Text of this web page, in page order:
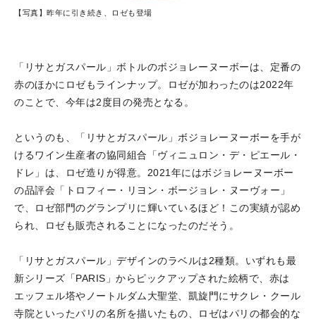
【写真】昨年に引き続き、ロゼも登場
「リサとガスパール」ボトルのボジョレーヌーボーは、定番の
赤のほかにロゼもラインナップ。ロゼが加わったのは2022年
のことで、今年は2度目の発売となる。
というのも、「リサとガスパール」ボジョレーヌーボーを手が
けるワイン生産者の協同組合「ヴィニュロン・デ・ピエール・
ドレ」は、ロゼ造りが得意。2021年にはボジョレーヌーボー
の品評会「トロフィー・リヨン・ボージョレ・ヌーヴォー」
で、ロゼ部門のグランプリに輝いているほど！この実績が認め
られ、ロゼも販売されることになったのだそう。
「リサとガスパール」デザインのラベルは2種類。いずれも最
新シリーズ「PARIS」からピックアップされた絵柄で、赤は
エッフェル塔やノートルダム大聖堂、凱旋門にサクレ・クール
寺院といったパリの名所を描いたもの、ロゼはパリの都会的な